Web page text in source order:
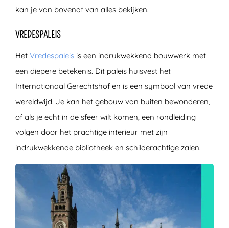
kan je van bovenaf van alles bekijken.
VREDESPALEIS
Het Vredespaleis is een indrukwekkend bouwwerk met
een diepere betekenis. Dit paleis huisvest het
Internationaal Gerechtshof en is een symbool van vrede
wereldwijd. Je kan het gebouw van buiten bewonderen,
of als je echt in de sfeer wilt komen, een rondleiding
volgen door het prachtige interieur met zijn
indrukwekkende bibliotheek en schilderachtige zalen.